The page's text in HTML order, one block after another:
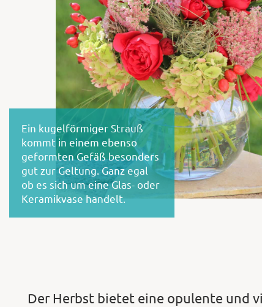
Ein kugelförmiger Strauß
kommt in einem ebenso
geformten Gefäß besonders
gut zur Geltung. Ganz egal
ob es sich um eine Glas- oder
Keramikvase handelt.
Der Herbst bietet eine opulente und